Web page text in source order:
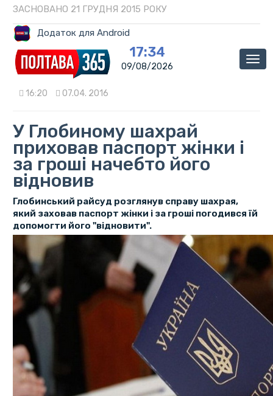
ЗАСНОВАНО 21 ГРУДНЯ 2015 РОКУ
Додаток для Android
17:34
09/08/2026
16:20 07.04. 2016
У Глобиному шахрай
приховав паспорт жінки і
за гроші начебто його
відновив
Глобинський райсуд розглянув справу шахрая,
який заховав паспорт жінки і за гроші погодився їй
допомогти його "відновити".